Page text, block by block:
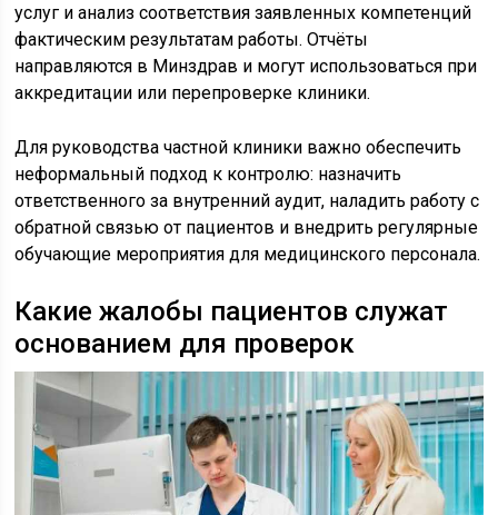
услуг и анализ соответствия заявленных компетенций
фактическим результатам работы. Отчёты
направляются в Минздрав и могут использоваться при
аккредитации или перепроверке клиники.
Для руководства частной клиники важно обеспечить
неформальный подход к контролю: назначить
ответственного за внутренний аудит, наладить работу с
обратной связью от пациентов и внедрить регулярные
обучающие мероприятия для медицинского персонала.
Какие жалобы пациентов служат
основанием для проверок